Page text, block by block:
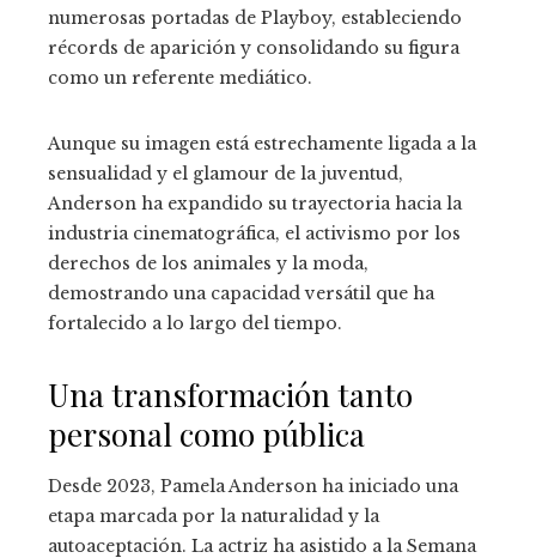
numerosas portadas de Playboy, estableciendo
récords de aparición y consolidando su figura
como un referente mediático.
Aunque su imagen está estrechamente ligada a la
sensualidad y el glamour de la juventud,
Anderson ha expandido su trayectoria hacia la
industria cinematográfica, el activismo por los
derechos de los animales y la moda,
demostrando una capacidad versátil que ha
fortalecido a lo largo del tiempo.
Una transformación tanto
personal como pública
Desde 2023, Pamela Anderson ha iniciado una
etapa marcada por la naturalidad y la
autoaceptación. La actriz ha asistido a la Semana